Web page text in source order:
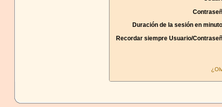
Duración de la sesión en
Recordar siempre Usuario/